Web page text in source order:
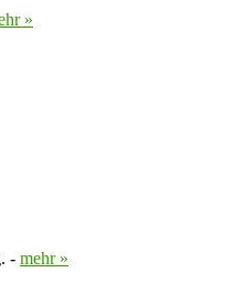
»
- mehr »